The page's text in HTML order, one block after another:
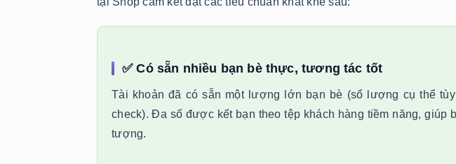
✅ Có sẵn nhiều bạn bè thực, tương tác tốt
Tài khoản đã có sẵn một lượng lớn bạn bè (số lượng cụ thể
check). Đa số được kết bạn theo tệp khách hàng tiềm năng, giúp
tượng.